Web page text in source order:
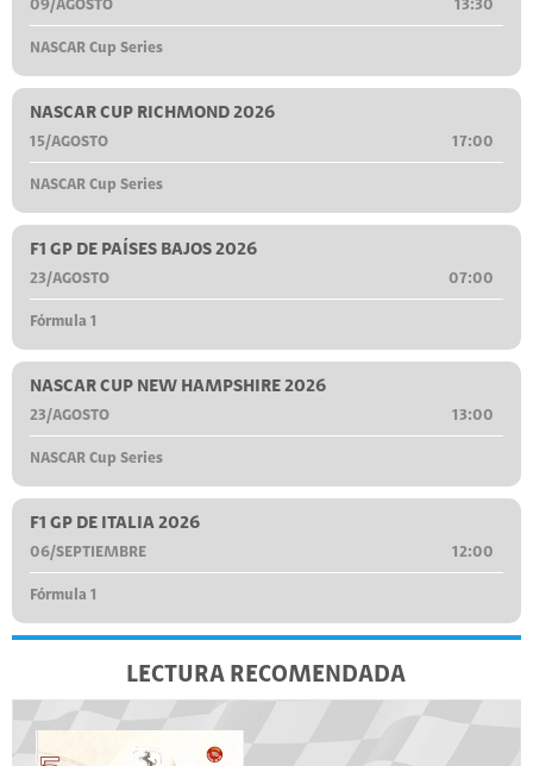
09/AGOSTO 13:30
NASCAR Cup Series
NASCAR CUP RICHMOND 2026
15/AGOSTO 17:00
NASCAR Cup Series
F1 GP DE PAÍSES BAJOS 2026
23/AGOSTO 07:00
Fórmula 1
NASCAR CUP NEW HAMPSHIRE 2026
23/AGOSTO 13:00
NASCAR Cup Series
F1 GP DE ITALIA 2026
06/SEPTIEMBRE 12:00
Fórmula 1
LECTURA RECOMENDADA